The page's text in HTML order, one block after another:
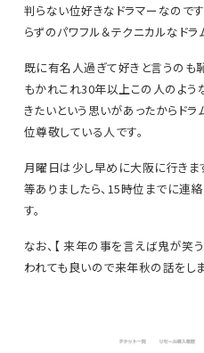
判らない位好きなドラマーなので
らずのパワフル＆テクニカルなドラ
既に有名人過ぎて好きと言うのも
もかれこれ30年以上この人のよう
きたいという思いがあったからド
位尊敬している人です。
月曜日は少し早めに大阪に行きま
等ありましたら、15時位までに連
す。
なお、【 来年の事を言えば鬼が笑
われても良いので来年秋の話をしま